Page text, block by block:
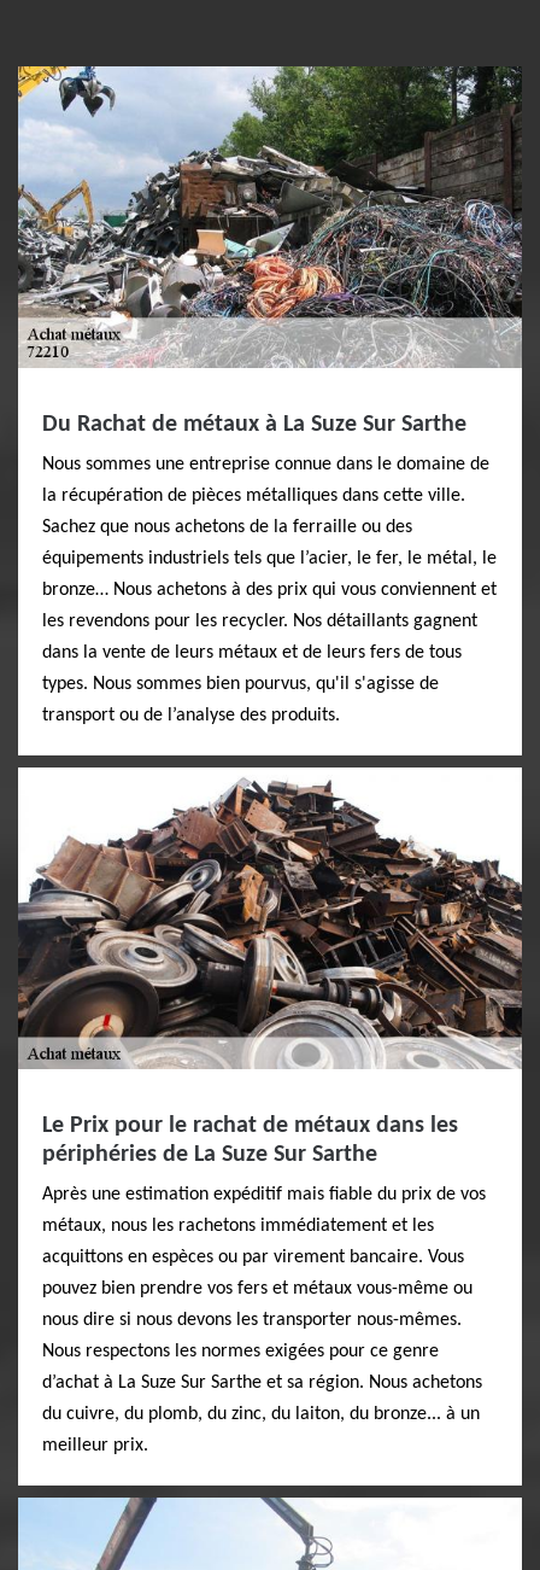
Du Rachat de métaux à La Suze Sur Sarthe
Nous sommes une entreprise connue dans le domaine de
la récupération de pièces métalliques dans cette ville.
Sachez que nous achetons de la ferraille ou des
équipements industriels tels que l’acier, le fer, le métal, le
bronze… Nous achetons à des prix qui vous conviennent et
les revendons pour les recycler. Nos détaillants gagnent
dans la vente de leurs métaux et de leurs fers de tous
types. Nous sommes bien pourvus, qu'il s'agisse de
transport ou de l’analyse des produits.
Le Prix pour le rachat de métaux dans les
périphéries de La Suze Sur Sarthe
Après une estimation expéditif mais fiable du prix de vos
métaux, nous les rachetons immédiatement et les
acquittons en espèces ou par virement bancaire. Vous
pouvez bien prendre vos fers et métaux vous-même ou
nous dire si nous devons les transporter nous-mêmes.
Nous respectons les normes exigées pour ce genre
d’achat à La Suze Sur Sarthe et sa région. Nous achetons
du cuivre, du plomb, du zinc, du laiton, du bronze... à un
meilleur prix.